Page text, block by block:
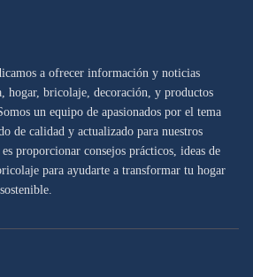
a ofrecer información y noticias
hogar, bricolaje, decoración, y productos
un equipo de apasionados por el tema
de calidad y actualizado para nuestros
proporcionar consejos prácticos, ideas de
para ayudarte a transformar tu hogar